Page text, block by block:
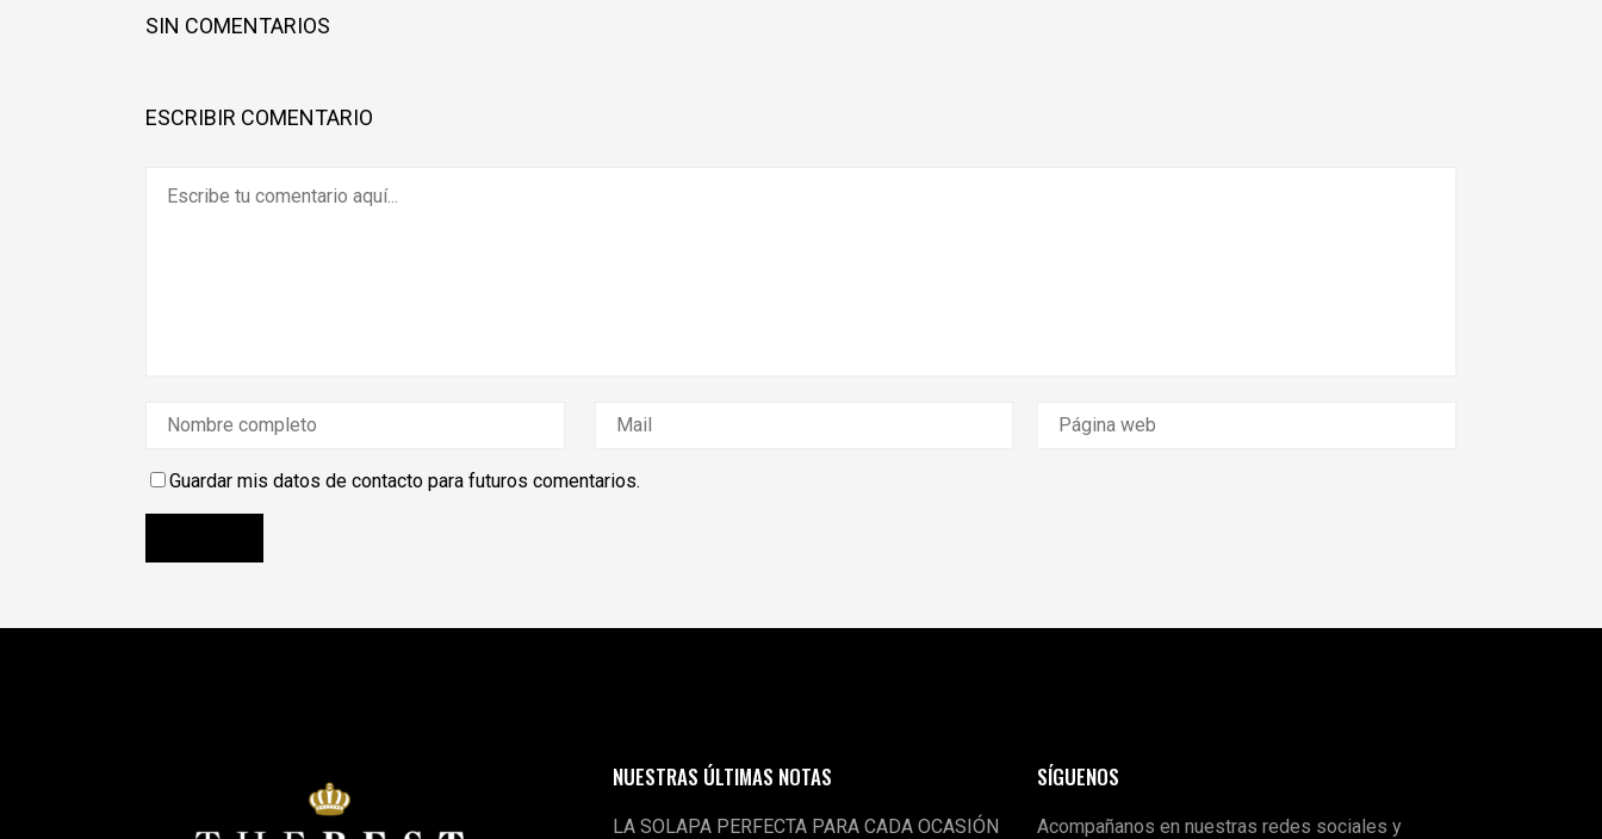
SIN COMENTARIOS
ESCRIBIR COMENTARIO
Guardar mis datos de contacto para futuros comentarios.
NUESTRAS ÚLTIMAS NOTAS
LA SOLAPA PERFECTA PARA CADA OCASIÓN
SÍGUENOS
Acompañanos en nuestras redes sociales y